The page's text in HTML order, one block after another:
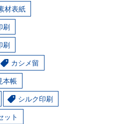
材表紙
刷
刷
カシメ留
本帳
シルク印刷
ット